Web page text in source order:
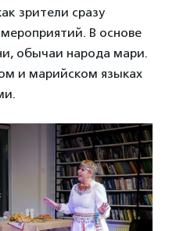
зрители сразу
В основе
обычаи народа мари.
и марийском языках